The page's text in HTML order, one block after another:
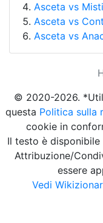
Asceta vs
Asceta vs
Asceta vs
© 2020-2026.
questa Politica sulla
cookie in
Il testo è
Attribuzione/
essere
Vedi